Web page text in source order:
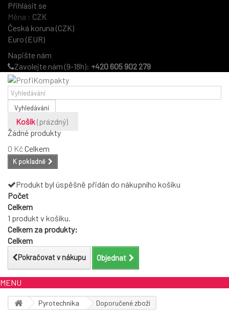
Přihlásit se
Měna : CZK
Česká koruna (CZK)
Euro (EUR)
Napište nám
Zavolejte nám (9-18h): +420 605 902 279
Vyhledávání
Košík(prázdný)
Žádné produkty
0 KčCelkem
K pokladně
Produkt byl úspěšně přidán do nákupního košíku
Počet
Celkem
1 produkt v košíku.
Celkem za produkty:
Celkem
Pokračovat v nákupu Objednat
MENU
Pyrotechnika Doporučené zboží